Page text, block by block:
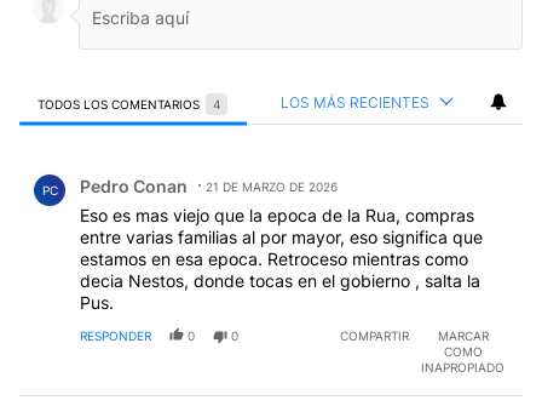
TODOS LOS COMENTARIOS 4 LOS MÁS RECIENTES
PC Pedro Conan 21 DE MARZO DE 2026
Eso es mas viejo que la epoca de la Rua, compras
entre varias familias al por mayor, eso significa que
estamos en esa epoca. Retroceso mientras como
decia Nestos, donde tocas en el gobierno , salta la
Pus.
RESPONDER 0 0 COMPARTIR
MARCAR
COMO
INAPROPIADO